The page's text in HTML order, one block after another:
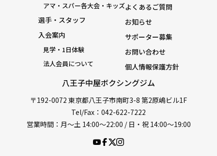
八王子中屋ボクシングジム
〒192-0072 東京都八王子市南町3-8 第2原嶋ビル1F
Tel/Fax：042-622-7222
営業時間：月〜土 14:00〜22:00 / 日・祝 14:00〜19:00
アマ・スパー各大会・キッズ
選手・スタッフ
入会案内
見学・1日体験
法人会員について
よくあるご質問
お知らせ
サポーター募集
お問い合わせ
個人情報保護方針